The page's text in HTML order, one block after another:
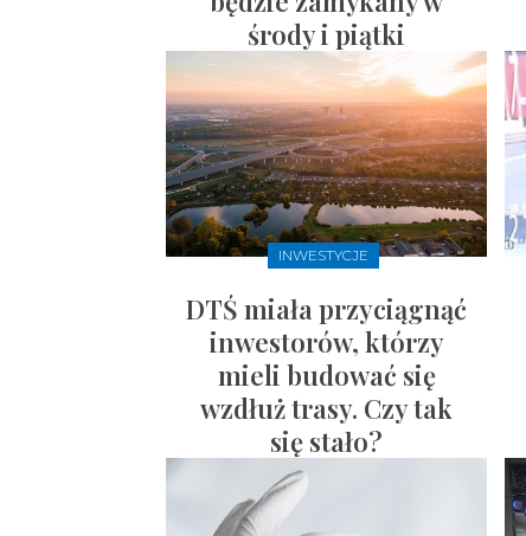
środy i piątki
INWESTYCJE
DTŚ miała przyciągnąć
inwestorów, którzy
mieli budować się
wzdłuż trasy. Czy tak
się stało?